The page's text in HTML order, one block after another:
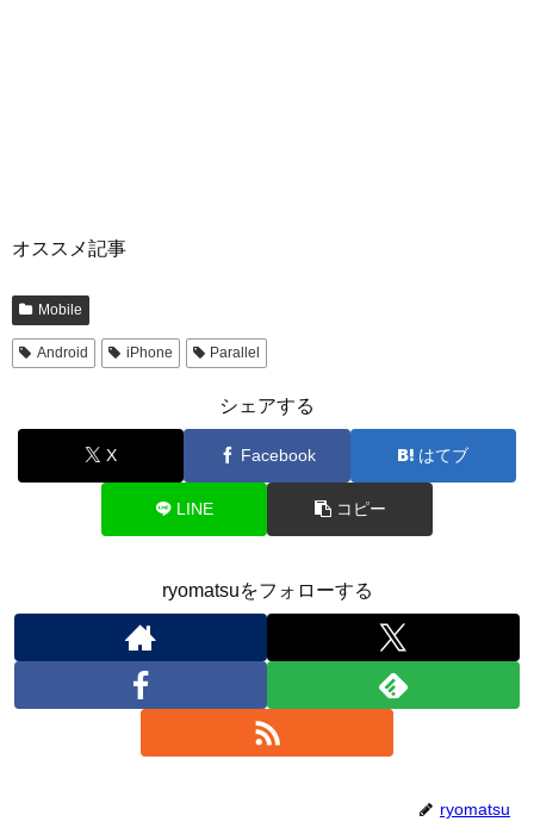
オススメ記事
Mobile
Android iPhone Parallel
シェアする
X Facebook はてブ
LINE コピー
ryomatsuをフォローする
ryomatsu